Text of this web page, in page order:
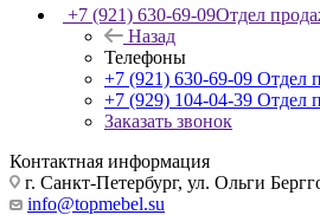
+7 (921) 630-69-09Отдел
Назад
Телефоны
+7 (921) 630-69-09 Отдел
+7 (929) 104-04-39 Отдел
Заказать звонок
Контактная информация
г. Санкт-Петербург, ул. Ольги
info@topmebel.su